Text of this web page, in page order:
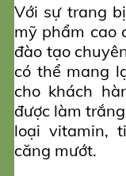
Với sự trang
mỹ phẩm cao
đào tạo
có thể mang
cho khách
được làm
loại vitamin,
căng mướt.